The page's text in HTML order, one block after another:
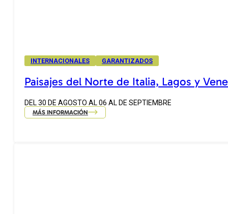
INTERNACIONALES GARANTIZADOS
Paisajes del Norte de Italia, Lagos y
DEL 30 DE AGOSTO AL 06 AL DE SEPTIEMBRE
MÁS INFORMACIÓN